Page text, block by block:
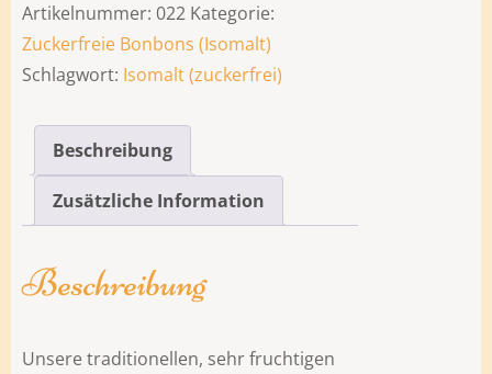
Artikelnummer: 022 Kategorie:
Zuckerfreie Bonbons (Isomalt)
Schlagwort: Isomalt (zuckerfrei)
Beschreibung
Zusätzliche Information
Beschreibung
Unsere traditionellen, sehr fruchtigen